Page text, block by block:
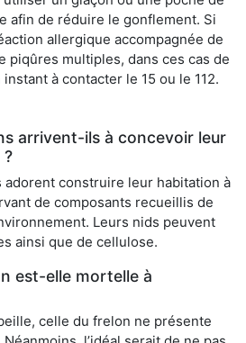
afin de réduire le gonflement. Si
allergique accompagnée de
piqûres multiples, dans ces cas de
à contacter le 15 ou le 112.
arrivent-ils à concevoir leur
adorent construire leur habitation à
de composants recueillis de
Leurs nids peuvent
ainsi que de cellulose.
est-elle mortelle à
celle du frelon ne présente